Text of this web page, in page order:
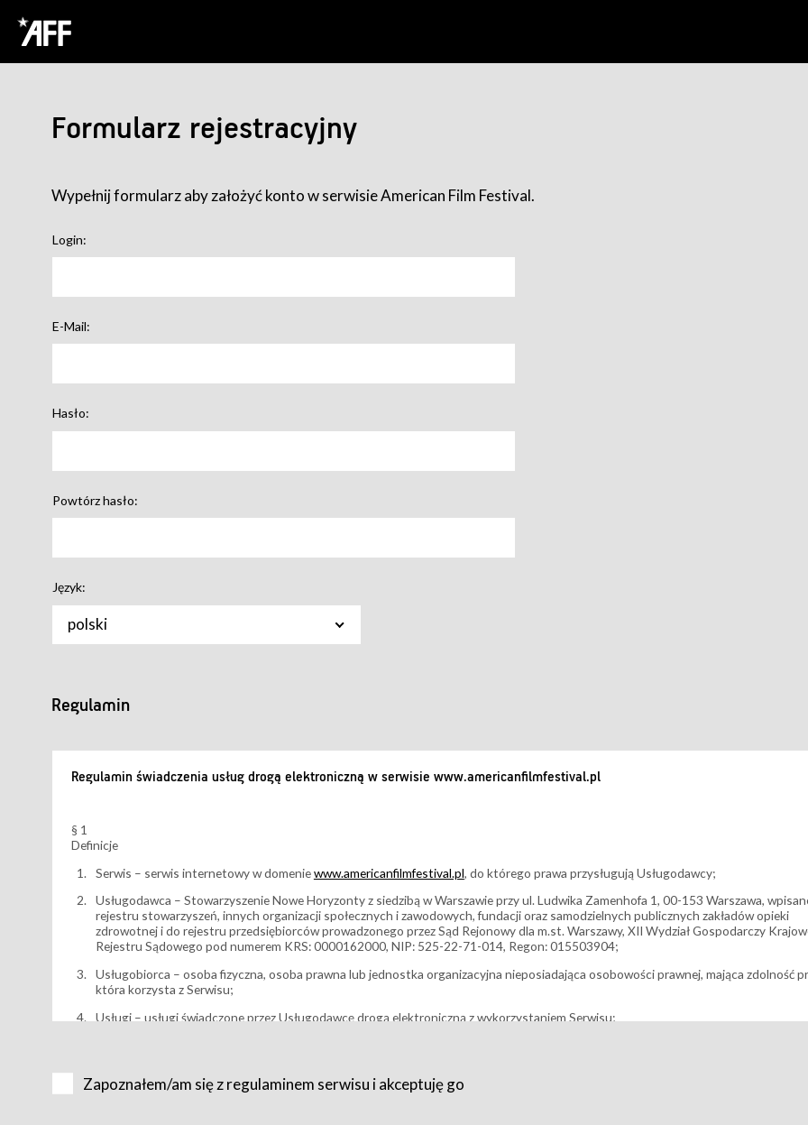
Formularz rejestracyjny
Wypełnij formularz aby założyć konto w serwisie American Film Festival.
Login:
E-Mail:
Hasło:
Powtórz hasło:
Język:
polski
Regulamin
Regulamin świadczenia usług drogą elektroniczną w serwisie www.americanfilmfestival.pl
§ 1
Definicje
Serwis – serwis internetowy w domeniewww.americanfilmfestival.pl, do którego prawa przysługują Usługodawcy;
Usługodawca – Stowarzyszenie Nowe Horyzonty z siedzibą w Warszawie przy ul. Ludwika Zamenhofa 1, 00-153 Warszawa,
rejestru stowarzyszeń, innych organizacji społecznych i zawodowych, fundacji oraz samodzielnych publicznych zakładów opieki
zdrowotnej i do rejestru przedsiębiorców prowadzonego przez Sąd Rejonowy dla m.st. Warszawy, XII Wydział Gospodarczy
Rejestru Sądowego pod numerem KRS: 0000162000, NIP: 525-22-71-014, Regon: 015503904;
Usługobiorca – osoba fizyczna, osoba prawna lub jednostka organizacyjna nieposiadająca osobowości prawnej, mająca zdolność
która korzysta z Serwisu;
Usługi – usługi świadczone przez Usługodawcę drogą elektroniczną z wykorzystaniem Serwisu;
Karnety – wybrane dokumenty potwierdzające zawarcie umowy z Usługodawcą i uprawniające do wzięcia udziału w Wydarzeniu,
Zapoznałem/am się z regulaminem serwisu i akceptuję go